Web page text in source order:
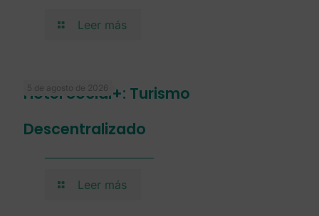
Leer más
5 de agosto de 2026
Hotel Social+: Turismo
Descentralizado
Leer más